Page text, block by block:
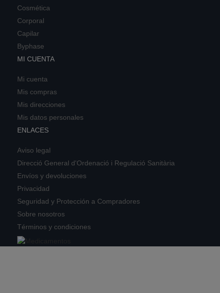
Cosmética
Corporal
Capilar
Byphase
MI CUENTA
Mi cuenta
Mis compras
Mis direcciones
Mis datos personales
ENLACES
Aviso legal
Direcció General d'Ordenació i Regulació Sanitària
Envíos y devoluciones
Privacidad
Seguridad y Protección a Compradores
Sobre nosotros
Términos y condiciones